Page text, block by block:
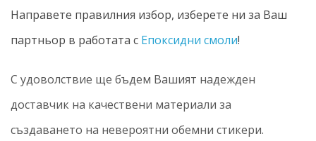
Направете правилния избор, изберете ни за Ваш
партньор в работата с Епоксидни смоли!
С удоволствие ще бъдем Вашият надежден
доставчик на качествени материали за
създаването на невероятни обемни стикери.